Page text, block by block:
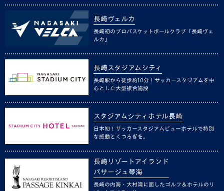
長崎ヴェルカ
長崎初のプロバスケットボールクラブ「長崎ヴェ
ルカ」
長崎スタジアムシティ
長崎駅から徒歩約10分！サッカースタジアムを中
心とした大型複合施設
スタジアムシティホテル長崎
日本初！サッカースタジアムビューホテルで特別
な感動とくつろぎを。
長崎リゾートアイランド
パサージュ琴海
長崎の内海・大村湾に面したゴルフ＆ホテルのリ